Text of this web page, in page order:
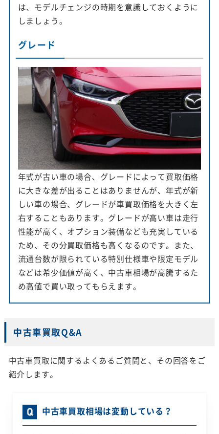
は、モデルチェンジの時期を意識しておくように
しましょう。
グレード
年式が古い車の場合、グレードによって買取価格
に大きな差が出ることはありませんが、年式が新
しい車の場合、グレードが車買取価格を大きく左
右することもあります。グレードが高い車は走行
性能が高く、オプション装備なども充実している
ため、その分買取価格も高くなるのです。また、
流通台数が限られている特別仕様車や限定モデル
などは希少価値が高く、中古車相場が高騰するた
め高値で買い取ってもらえます。
中古車買取Q&A
中古車買取に関するよくあるご質問と、その回答をご
紹介します。
中古車買取相場は変動している？